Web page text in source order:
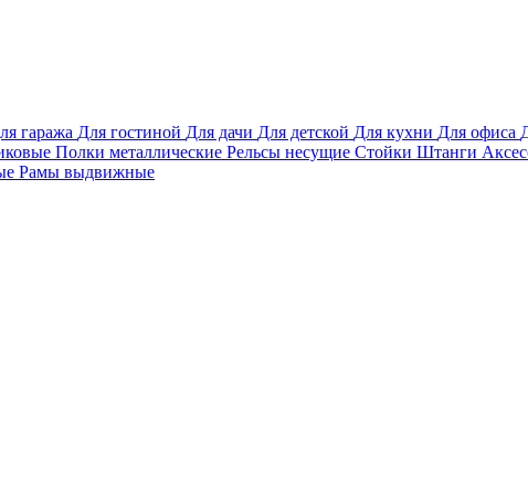
гаража Для гостиной Для дачи Для детской Для кухни Для офиса
Полки металлические Рельсы несущие Стойки Штанги
Рамы выдвижные